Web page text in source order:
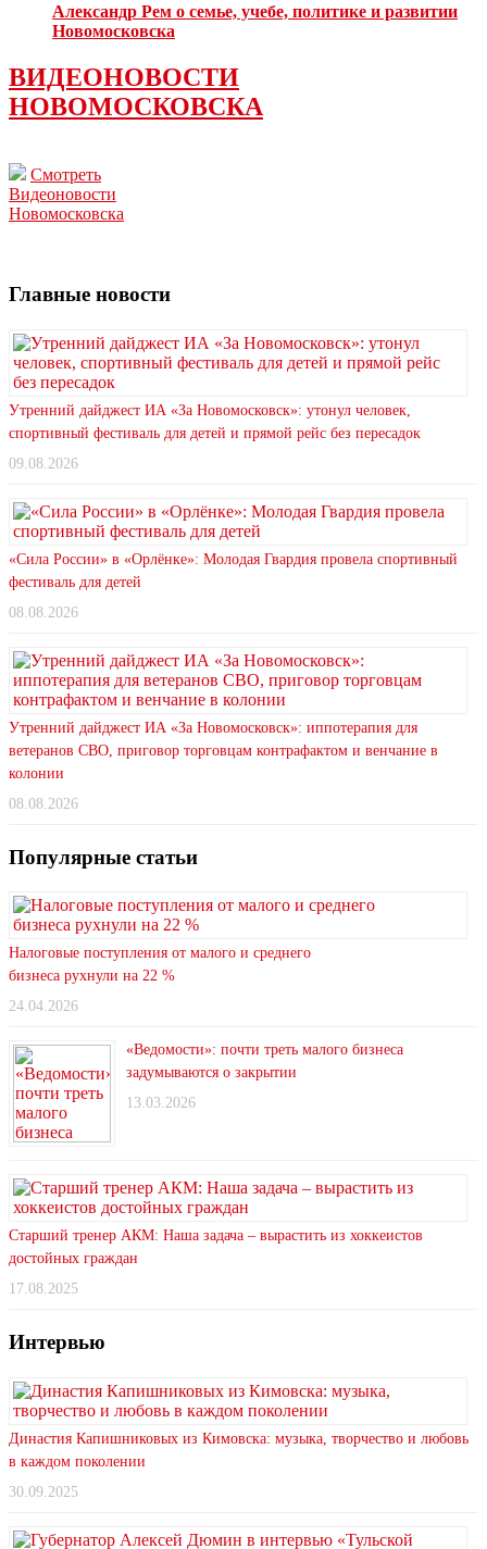
Александр Рем о семье, учебе, политике и развитии
Новомосковска
ВИДЕОНОВОСТИ
НОВОМОСКОВСКА
Смотреть
Видеоновости
Новомосковска
Главные новости
Утренний дайджест ИА «За Новомосковск»: утонул человек,
спортивный фестиваль для детей и прямой рейс без пересадок
09.08.2026
«Сила России» в «Орлёнке»: Молодая Гвардия провела спортивный
фестиваль для детей
08.08.2026
Утренний дайджест ИА «За Новомосковск»: иппотерапия для
ветеранов СВО, приговор торговцам контрафактом и венчание в
колонии
08.08.2026
Популярные статьи
Налоговые поступления от малого и среднего
бизнеса рухнули на 22 %
24.04.2026
«Ведомости»: почти треть малого бизнеса
задумываются о закрытии
13.03.2026
Старший тренер АКМ: Наша задача – вырастить из хоккеистов
достойных граждан
17.08.2025
Интервью
Династия Капишниковых из Кимовска: музыка, творчество и любовь
в каждом поколении
30.09.2025